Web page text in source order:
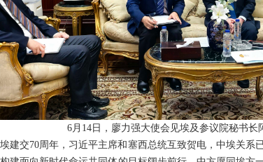
6月14日，廖力强大使会见埃及参议院秘书长
建交70周年，习近平主席和塞西总统互致贺电，中埃关